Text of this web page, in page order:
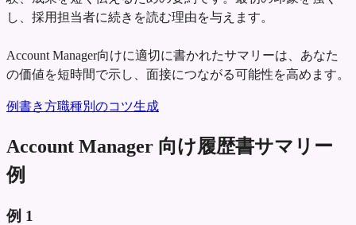
し、採用担当者に続きを読む理由を与えます。
Account Manager向けに適切に書かれたサマリーは、あなた
の価値を短時間で示し、面接につながる可能性を高めます。
例書き方職種別のコツ生成
Account Manager 向け履歴書サマリー
例
例 1